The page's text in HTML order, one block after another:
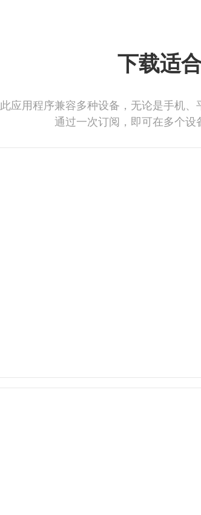
下载适
此应用程序兼容多种设备，无论是手机、
通过一次订阅，即可在多个设